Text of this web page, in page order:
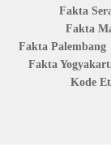
Fakta
Fakta
Fakta Palembang
Fakta
Kode